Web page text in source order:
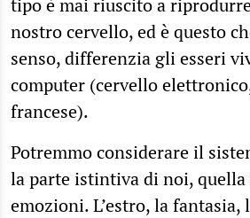
nostro cervello, ed è questo
senso, differenzia gli esseri
computer (cervello
francese).
Potremmo considerare il
la parte istintiva di noi,
emozioni. L’estro, la fantasia,